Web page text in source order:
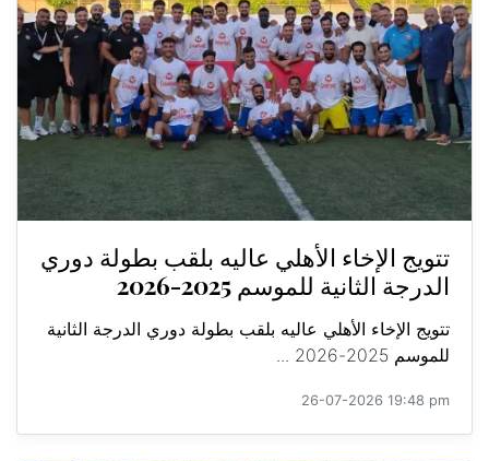
تتويج الإخاء الأهلي عاليه بلقب بطولة دوري
الدرجة الثانية للموسم 2025-2026
تتويج الإخاء الأهلي عاليه بلقب بطولة دوري الدرجة الثانية
للموسم 2025-2026 ...
26-07-2026 19:48 pm